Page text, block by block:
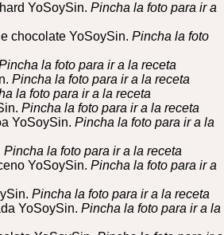
YoSoySin. Pincha la foto para ir a
chocolate YoSoySin. Pincha la foto
la foto para ir a la receta
Pincha la foto para ir a la receta
la foto para ir a la receta
Pincha la foto para ir a la receta
YoSoySin. Pincha la foto para ir a la
Pincha la foto para ir a la receta
YoSoySin. Pincha la foto para ir a
Pincha la foto para ir a la receta
YoSoySin. Pincha la foto para ir a la